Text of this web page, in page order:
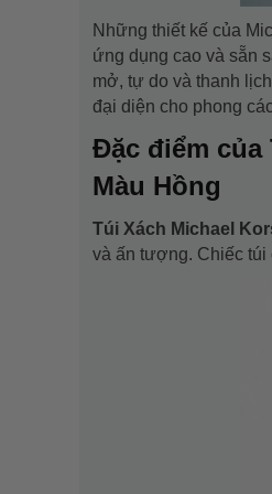
Những thiết kế của
ứng dụng cao và sẵn
mở, tự do và thanh
đại diện cho phong
Đặc điểm của
Màu Hồng
Túi Xách Michael
và ấn tượng. Chiếc túi